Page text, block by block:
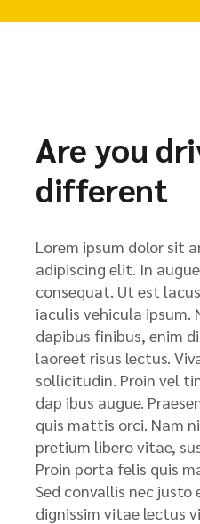
Are you
different
Lorem ipsum dolor sit
adipiscing elit. In
consequat. Ut est
iaculis vehicula ipsum.
dapibus finibus, enim
laoreet risus lectus.
sollicitudin. Proin vel
dap ibus augue.
quis mattis orci. Nam
pretium libero vitae,
Proin porta felis quis
Sed convallis nec justo
dignissim vitae lectus